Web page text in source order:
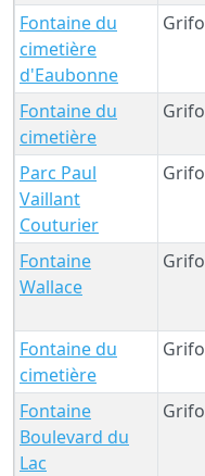
Fontaine du
cimetière
d'Eaubonne
Grifo
Fontaine du
cimetière
Grifo
Parc Paul
Vaillant
Couturier
Grifo
Fontaine
Wallace
Grifo
Fontaine du
cimetière
Grifo
Fontaine
Boulevard du
Lac
Grifo